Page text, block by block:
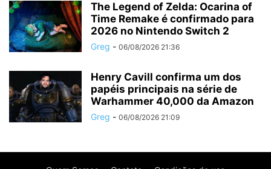
The Legend of Zelda: Ocarina of
Time Remake é confirmado para
2026 no Nintendo Switch 2
Greg - 06/08/2026 21:36
Henry Cavill confirma um dos
papéis principais na série de
Warhammer 40,000 da Amazon
Greg - 06/08/2026 21:09